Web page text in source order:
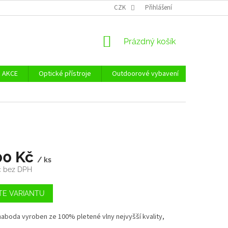
ZÁSADY POUŽÍVÁNÍ SOUBORŮ COOKIES REKLAMAČNÍ ŘÁD -
CZK Přihlášení
NÁKUPNÍ
Prázdný košík
AKCE Optické přístroje Outdoorové vybavení
Kč / ks
bez DPH
VARIANTU
vyroben ze 100% pletené vlny nejvyšší kvality,